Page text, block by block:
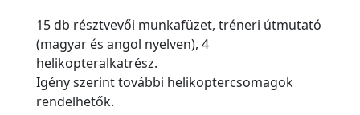
15 db résztvevői munkafüzet, tréneri útmutató
(magyar és angol nyelven), 4
helikopteralkatrész.
Igény szerint további helikoptercsomagok
rendelhetők.